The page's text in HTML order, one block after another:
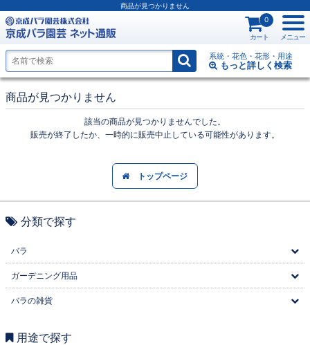
商品が見つかりません
系統・花色・花形・用途
もっと詳しく検索
カート
0
メニュー
商品が見つかりません
該当の商品が見つかりませんでした。
販売が終了したか、一時的に販売中止している可能性があります。
トップページ
分類で探す
バラ
ガーデニング用品
バラの雑貨
用途で探す